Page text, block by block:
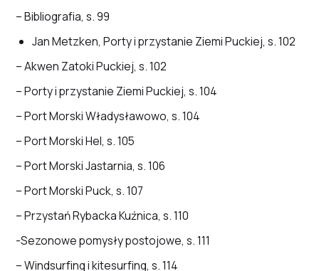
– Bibliografia, s. 99
Jan Metzken, Porty i przystanie Ziemi Puckiej, s. 102
– Akwen Zatoki Puckiej, s. 102
– Porty i przystanie Ziemi Puckiej, s. 104
– Port Morski Władysławowo, s. 104
– Port Morski Hel, s. 105
– Port Morski Jastarnia, s. 106
– Port Morski Puck, s. 107
– Przystań Rybacka Kuźnica, s. 110
-Sezonowe pomysły postojowe, s. 111
– Windsurfing i kitesurfing, s. 114